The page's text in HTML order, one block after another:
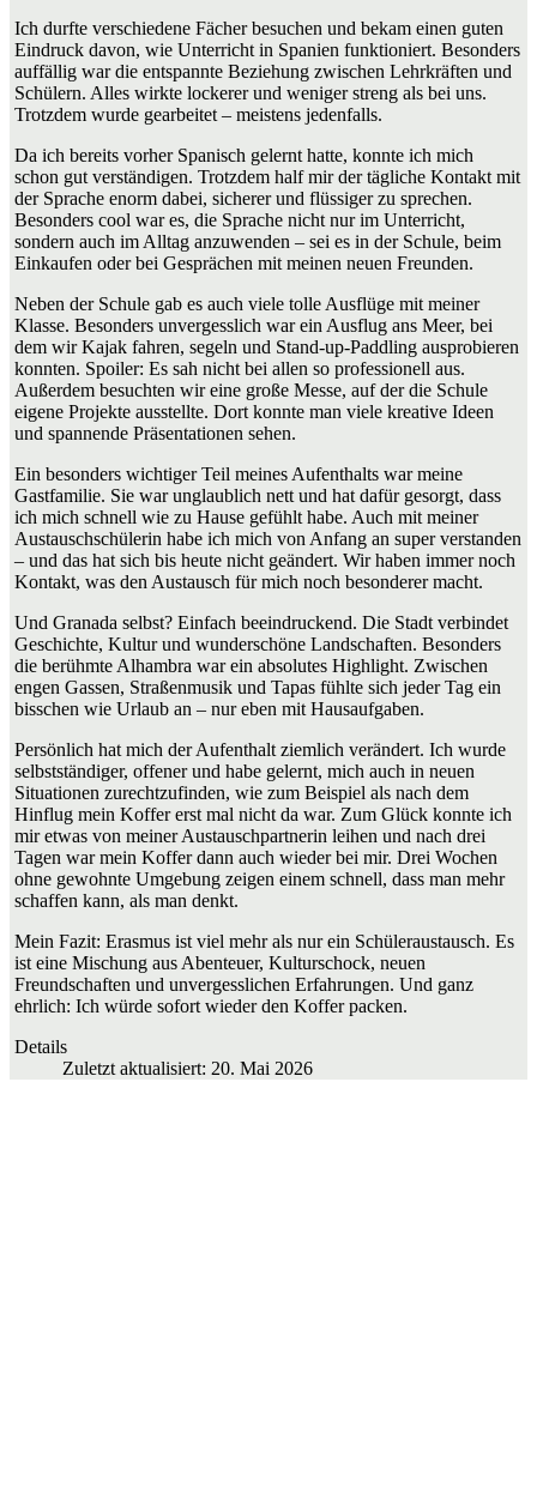
Ich durfte verschiedene Fächer besuchen und bekam einen guten
Eindruck davon, wie Unterricht in Spanien funktioniert. Besonders
auffällig war die entspannte Beziehung zwischen Lehrkräften und
Schülern. Alles wirkte lockerer und weniger streng als bei uns.
Trotzdem wurde gearbeitet – meistens jedenfalls.
Da ich bereits vorher Spanisch gelernt hatte, konnte ich mich
schon gut verständigen. Trotzdem half mir der tägliche Kontakt mit
der Sprache enorm dabei, sicherer und flüssiger zu sprechen.
Besonders cool war es, die Sprache nicht nur im Unterricht,
sondern auch im Alltag anzuwenden – sei es in der Schule, beim
Einkaufen oder bei Gesprächen mit meinen neuen Freunden.
Neben der Schule gab es auch viele tolle Ausflüge mit meiner
Klasse. Besonders unvergesslich war ein Ausflug ans Meer, bei
dem wir Kajak fahren, segeln und Stand-up-Paddling ausprobieren
konnten. Spoiler: Es sah nicht bei allen so professionell aus.
Außerdem besuchten wir eine große Messe, auf der die Schule
eigene Projekte ausstellte. Dort konnte man viele kreative Ideen
und spannende Präsentationen sehen.
Ein besonders wichtiger Teil meines Aufenthalts war meine
Gastfamilie. Sie war unglaublich nett und hat dafür gesorgt, dass
ich mich schnell wie zu Hause gefühlt habe. Auch mit meiner
Austauschschülerin habe ich mich von Anfang an super verstanden
– und das hat sich bis heute nicht geändert. Wir haben immer noch
Kontakt, was den Austausch für mich noch besonderer macht.
Und Granada selbst? Einfach beeindruckend. Die Stadt verbindet
Geschichte, Kultur und wunderschöne Landschaften. Besonders
die berühmte Alhambra war ein absolutes Highlight. Zwischen
engen Gassen, Straßenmusik und Tapas fühlte sich jeder Tag ein
bisschen wie Urlaub an – nur eben mit Hausaufgaben.
Persönlich hat mich der Aufenthalt ziemlich verändert. Ich wurde
selbstständiger, offener und habe gelernt, mich auch in neuen
Situationen zurechtzufinden, wie zum Beispiel als nach dem
Hinflug mein Koffer erst mal nicht da war. Zum Glück konnte ich
mir etwas von meiner Austauschpartnerin leihen und nach drei
Tagen war mein Koffer dann auch wieder bei mir. Drei Wochen
ohne gewohnte Umgebung zeigen einem schnell, dass man mehr
schaffen kann, als man denkt.
Mein Fazit: Erasmus ist viel mehr als nur ein Schüleraustausch. Es
ist eine Mischung aus Abenteuer, Kulturschock, neuen
Freundschaften und unvergesslichen Erfahrungen. Und ganz
ehrlich: Ich würde sofort wieder den Koffer packen.
Details
Zuletzt aktualisiert: 20. Mai 2026